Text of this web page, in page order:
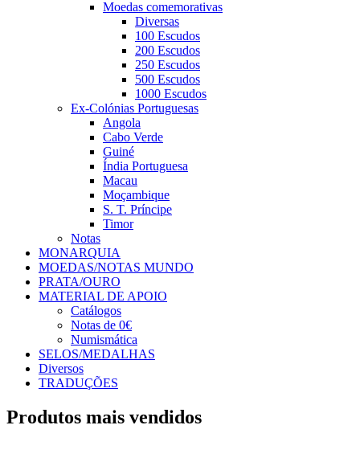
Moedas comemorativas
Diversas
100 Escudos
200 Escudos
250 Escudos
500 Escudos
1000 Escudos
Ex-Colónias Portuguesas
Angola
Cabo Verde
Guiné
Índia Portuguesa
Macau
Moçambique
S. T. Príncipe
Timor
Notas
MONARQUIA
MOEDAS/NOTAS MUNDO
PRATA/OURO
MATERIAL DE APOIO
Catálogos
Notas de 0€
Numismática
SELOS/MEDALHAS
Diversos
TRADUÇÕES
Produtos mais vendidos